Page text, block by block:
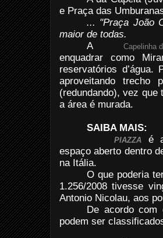
e Praça das
... "Praça João
maior de todas.
A
Capelinha
enquadrar como
reservatórios
aproveitando trecho
(redundando), vez
a área é murada.
SAIBA MAIS:
PIAZZA
é
espaço aberto dentro
na Itália.
O que poderia
1.256/2008 tivesse
Antonio Nicolau, aos
De acordo com
podem ser